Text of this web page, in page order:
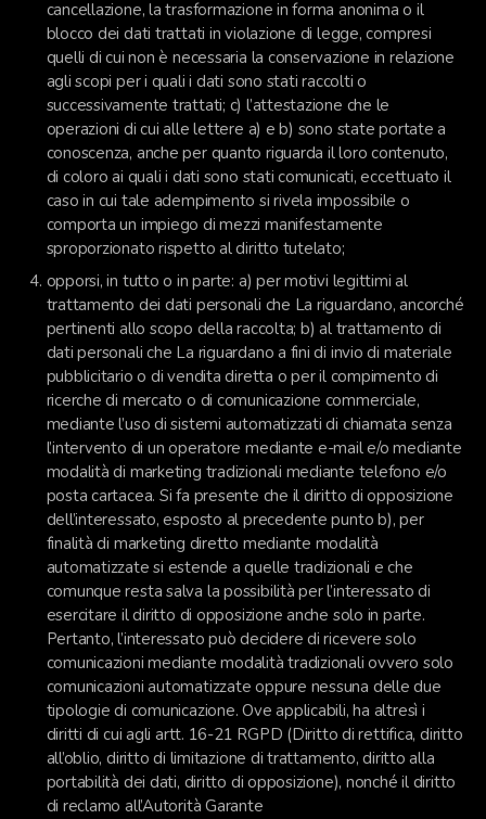
cancellazione, la trasformazione in forma anonima o il
blocco dei dati trattati in violazione di legge, compresi
quelli di cui non è necessaria la conservazione in relazione
agli scopi per i quali i dati sono stati raccolti o
successivamente trattati; c) l’attestazione che le
operazioni di cui alle lettere a) e b) sono state portate a
conoscenza, anche per quanto riguarda il loro contenuto,
di coloro ai quali i dati sono stati comunicati, eccettuato il
caso in cui tale adempimento si rivela impossibile o
comporta un impiego di mezzi manifestamente
sproporzionato rispetto al diritto tutelato;
opporsi, in tutto o in parte: a) per motivi legittimi al
trattamento dei dati personali che La riguardano, ancorché
pertinenti allo scopo della raccolta; b) al trattamento di
dati personali che La riguardano a fini di invio di materiale
pubblicitario o di vendita diretta o per il compimento di
ricerche di mercato o di comunicazione commerciale,
mediante l’uso di sistemi automatizzati di chiamata senza
l’intervento di un operatore mediante e-mail e/o mediante
modalità di marketing tradizionali mediante telefono e/o
posta cartacea. Si fa presente che il diritto di opposizione
dell’interessato, esposto al precedente punto b), per
finalità di marketing diretto mediante modalità
automatizzate si estende a quelle tradizionali e che
comunque resta salva la possibilità per l’interessato di
esercitare il diritto di opposizione anche solo in parte.
Pertanto, l’interessato può decidere di ricevere solo
comunicazioni mediante modalità tradizionali ovvero solo
comunicazioni automatizzate oppure nessuna delle due
tipologie di comunicazione. Ove applicabili, ha altresì i
diritti di cui agli artt. 16-21 RGPD (Diritto di rettifica, diritto
all’oblio, diritto di limitazione di trattamento, diritto alla
portabilità dei dati, diritto di opposizione), nonché il diritto
di reclamo all’Autorità Garante